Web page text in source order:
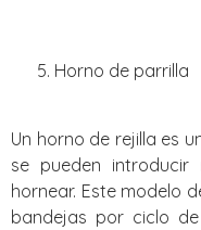
Horno de parrilla
Un horno de rejilla es
se pueden
hornear. Este modelo
bandejas por ciclo